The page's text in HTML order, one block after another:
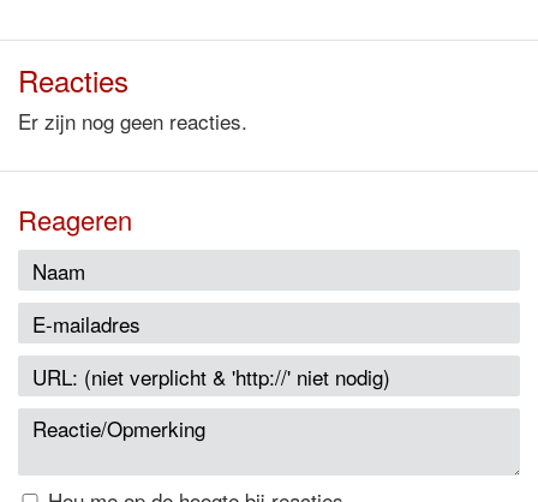
Reacties
Er zijn nog geen reacties.
Reageren